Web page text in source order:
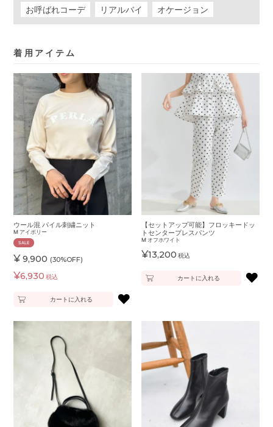
お呼ばれコーデ
リアルバイ オケージョン
着用アイテム
ウール混 パイル刺繍ニット
M アイボリー
SALE
¥ 9,900 (30%OFF)
¥6,930 税込
カートに入れる ♥
【セットアップ可能】フロッキードッ
トセンタープレスパンツ
M オフホワイト
¥13,200 税込
カートに入れる ♥